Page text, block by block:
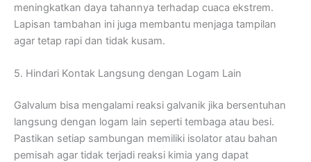
meningkatkan daya tahannya terhadap cuaca ekstrem.
Lapisan tambahan ini juga membantu menjaga tampilan
agar tetap rapi dan tidak kusam.
5. Hindari Kontak Langsung dengan Logam Lain
Galvalum bisa mengalami reaksi galvanik jika bersentuhan
langsung dengan logam lain seperti tembaga atau besi.
Pastikan setiap sambungan memiliki isolator atau bahan
pemisah agar tidak terjadi reaksi kimia yang dapat